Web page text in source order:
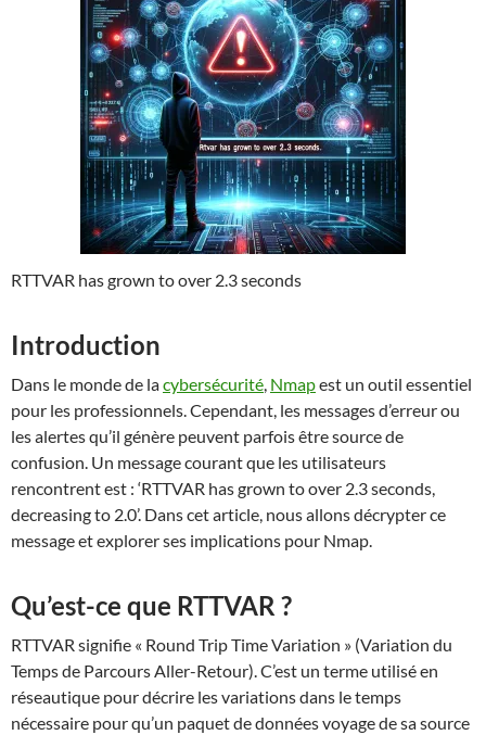
RTTVAR has grown to over 2.3 seconds
Introduction
Dans le monde de lacybersécurité, Nmapest un outil essentiel
pour les professionnels. Cependant, les messages d’erreur ou
les alertes qu’il génère peuvent parfois être source de
confusion. Un message courant que les utilisateurs
rencontrent est : ‘RTTVAR has grown to over 2.3 seconds,
decreasing to 2.0’. Dans cet article, nous allons décrypter ce
message et explorer ses implications pour Nmap.
Qu’est-ce que RTTVAR ?
RTTVAR signifie « Round Trip Time Variation » (Variation du
Temps de Parcours Aller-Retour). C’est un terme utilisé en
réseautique pour décrire les variations dans le temps
nécessaire pour qu’un paquet de données voyage de sa source